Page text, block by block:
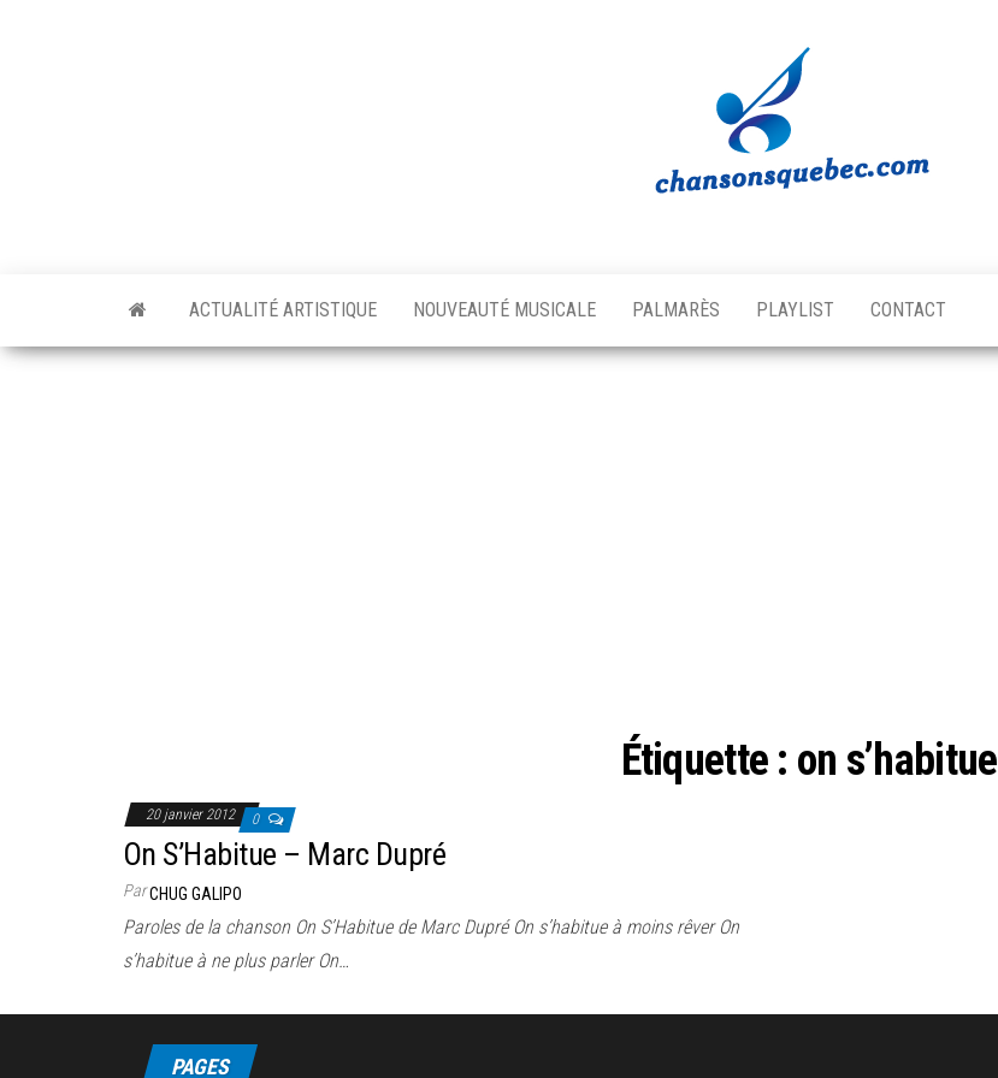
Québec
musicale
québécoise!
ACTUALITÉ ARTISTIQUE NOUVEAUTÉ MUSICALE PALMARÈS PLAYLIST CONTACT
Étiquette : on s’habitue
20 janvier 2012 0
On S’Habitue – Marc Dupré
ParCHUG GALIPO
Paroles de la chanson On S’Habitue de Marc Dupré On s’habitue à moins rêver On
s’habitue à ne plus parler On…
PAGES